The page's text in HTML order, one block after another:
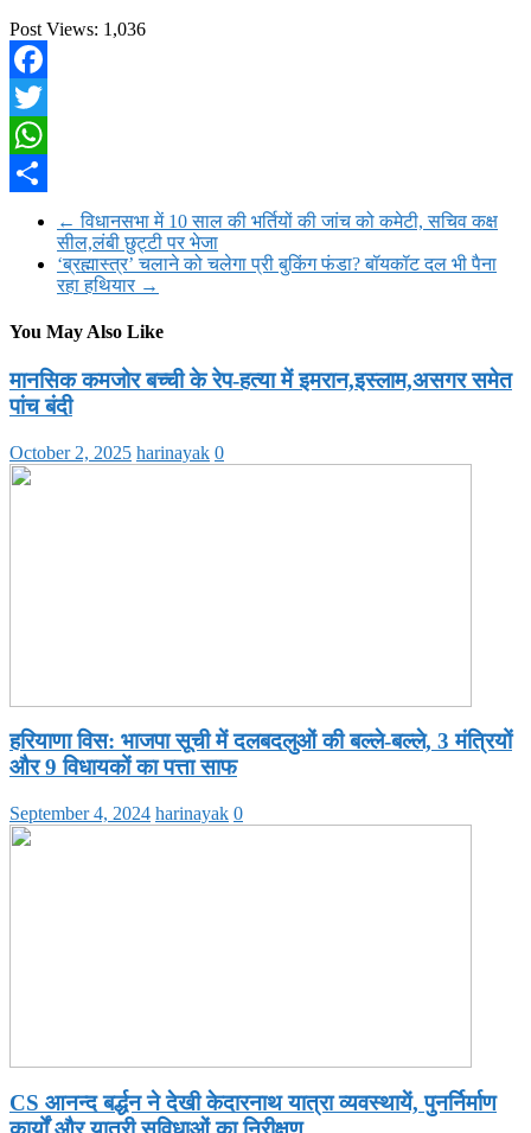
Post Views: 1,036
Facebook
Twitter
WhatsApp
← विधानसभा में 10 साल की भर्तियों की जांच को कमेटी, सचिव कक्ष
सील,लंबी छुट्टी पर भेजा
‘ब्रह्मास्त्र’ चलाने को चलेगा प्री बुकिंग फंडा? बॉयकॉट दल भी पैना
रहा हथियार →
You May Also Like
मानसिक कमजोर बच्ची के रेप-हत्या में इमरान,इस्लाम,असगर समेत
पांच बंदी
October 2, 2025 harinayak 0
हरियाणा विस: भाजपा सूची में दलबदलुओं की बल्ले-बल्ले, 3 मंत्रियों
और 9 विधायकों का पत्ता साफ
September 4, 2024 harinayak 0
CS आनन्द बर्द्धन ने देखी केदारनाथ यात्रा व्यवस्थायें, पुनर्निर्माण